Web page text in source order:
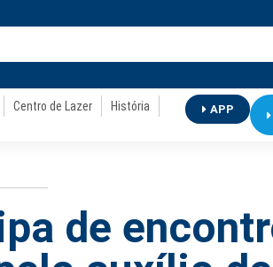
Centro de Lazer
História
APP
de